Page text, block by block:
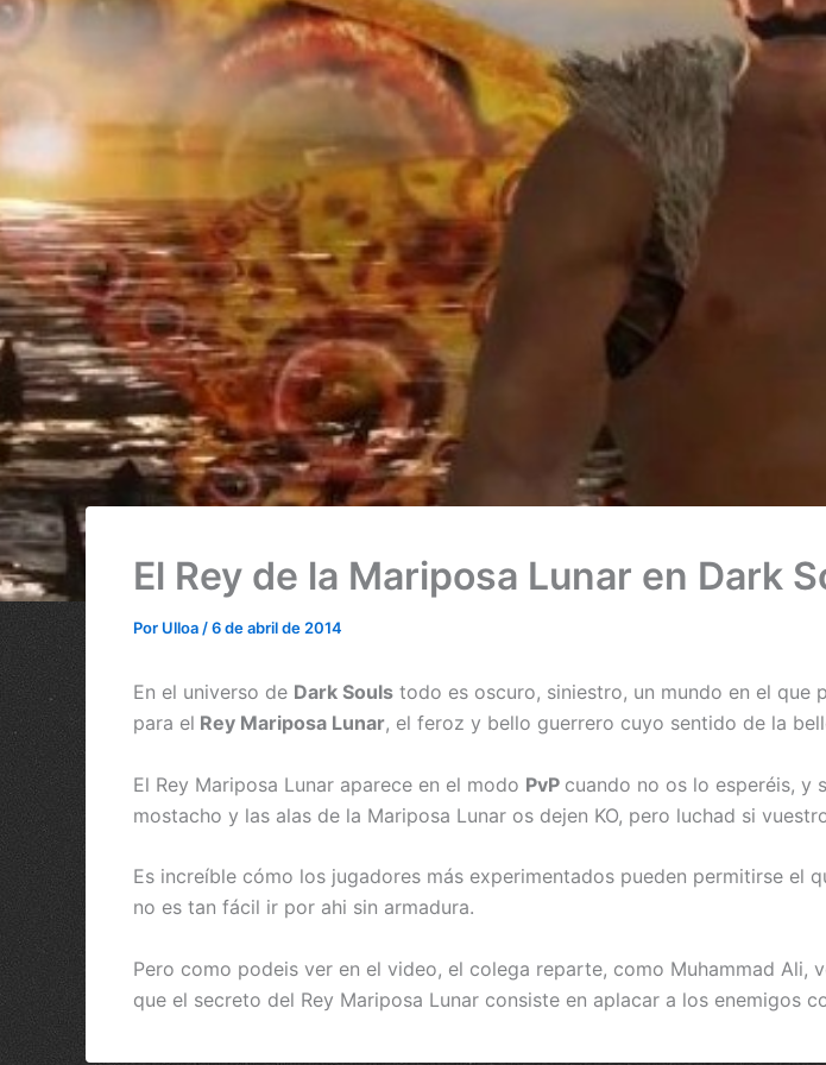
El Rey de la Mariposa Lunar en Dark
Por Ulloa /6 de abril de 2014
En el universo de Dark Souls todo es oscuro, siniestro, un mundo en el que
para el Rey Mariposa Lunar, el feroz y bello guerrero cuyo sentido de la
El Rey Mariposa Lunar aparece en el modo PvP cuando no os lo esperéis, y
mostacho y las alas de la Mariposa Lunar os dejen KO, pero luchad si
Es increíble cómo los jugadores más experimentados pueden permitirse el
no es tan fácil ir por ahi sin armadura.
Pero como podeis ver en el video, el colega reparte, como Muhammad Ali,
que el secreto del Rey Mariposa Lunar consiste en aplacar a los enemigos